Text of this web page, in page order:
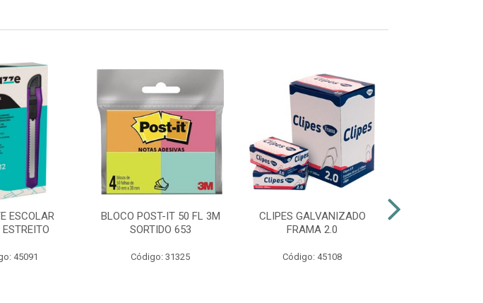
ESCOLAR
45091
BLOCO POST-IT 50 FL 3M
SORTIDO 653
Código: 31325
CLIPES GALVANIZADO
FRAMA 2.0
Código: 45108